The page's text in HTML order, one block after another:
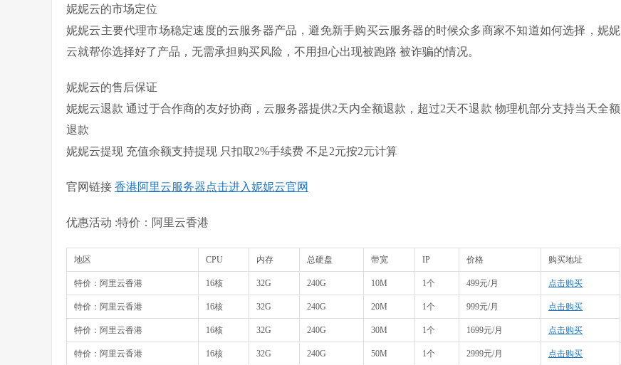
妮妮云的市场定位
妮妮云主要代理市场稳定速度的云服务器产品，避免新手购买云服务器的时候众多商家不知道如何选择，妮妮
云就帮你选择好了产品，无需承担购买风险，不用担心出现被跑路 被诈骗的情况。
妮妮云的售后保证
妮妮云退款 通过于合作商的友好协商，云服务器提供2天内全额退款 ，超过2天不退款 物理机部分支持当天全额
退款
妮妮云提现 充值余额支持提现 只扣取2%手续费 不足2元按2元计算
官网链接 香港阿里云服务器点击进入妮妮云官网
优惠活动 :特价：阿里云香港
地区 CPU 内存 总硬盘 带宽 IP 价格 购买地址
特价：阿里云香港 16核 32G 240G 10M 1个 499元/月 点击购买
特价：阿里云香港 16核 32G 240G 20M 1个 999元/月 点击购买
特价：阿里云香港 16核 32G 240G 30M 1个 1699元/月 点击购买
特价：阿里云香港 16核 32G 240G 50M 1个 2999元/月 点击购买